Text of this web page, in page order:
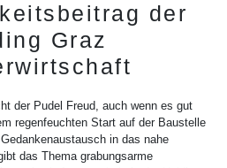
der
Graz
der Pudel Freud, auch wenn es gut
regenfeuchten Start auf der Baustelle
in das nahe
das Thema grabungsarme